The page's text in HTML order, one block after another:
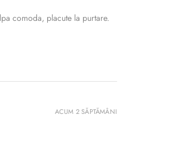
comoda, placute la purtare.
ACUM 2 SĂPTĂMÂNI